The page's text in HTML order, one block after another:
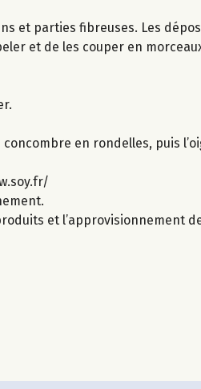
et parties fibreuses. Les
et de les couper en
en rondelles, puis
et l’approvisionnement